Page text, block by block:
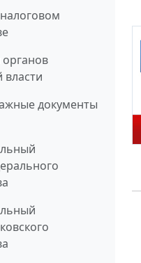
власти
документы